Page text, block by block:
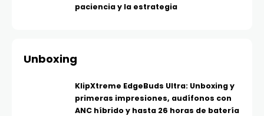
paciencia y la estrategia
Unboxing
KlipXtreme EdgeBuds Ultra: Unboxing y
primeras impresiones, audífonos con
ANC híbrido y hasta 26 horas de batería